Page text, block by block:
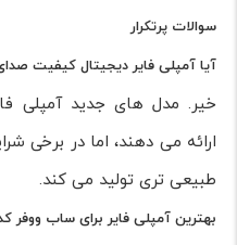
سوالات پرتکرار
آیا آمپلی فایر دیجیتال کیفیت
خیر. مدل های جدید آمپلی
ارائه می دهند، اما در برخی
طبیعی تری تولید می کند.
بهترین آمپلی فایر برای ساب ووفر